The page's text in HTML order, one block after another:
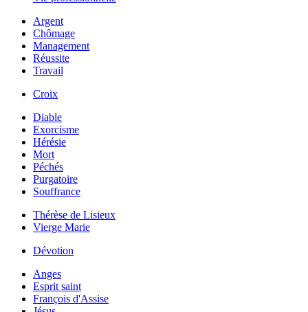
Argent
Chômage
Management
Réussite
Travail
Croix
Diable
Exorcisme
Hérésie
Mort
Péchés
Purgatoire
Souffrance
Thérèse de Lisieux
Vierge Marie
Dévotion
Anges
Esprit saint
François d'Assise